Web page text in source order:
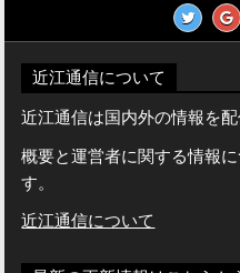
近江通信について
近江通信は国内外の情報を
概要と運営者に関する情報
す。
近江通信について